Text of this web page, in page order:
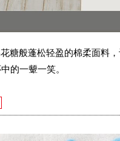
糖般蓬松轻盈的棉柔面料
的一颦一笑。